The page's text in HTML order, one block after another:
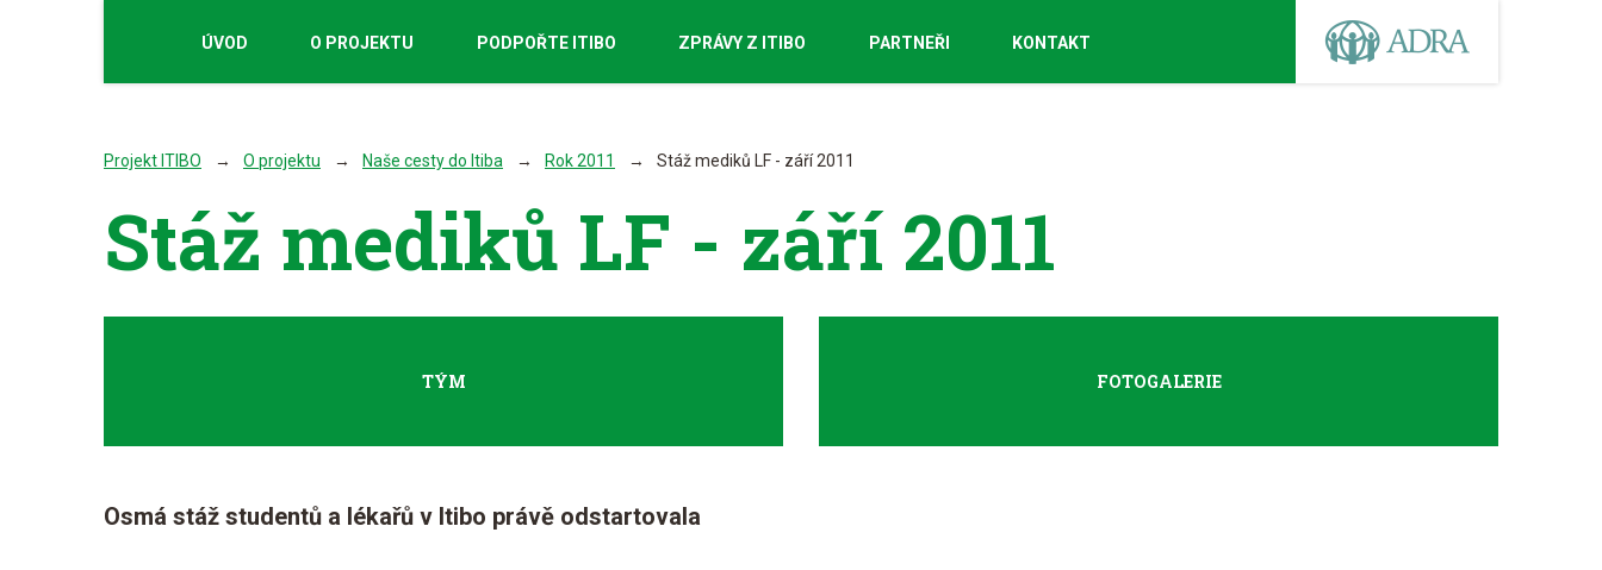
ÚVOD O PROJEKTU PODPOŘTE ITIBO ZPRÁVY Z ITIBO PARTNEŘI KONTAKT
Projekt ITIBO O projektu Naše cesty do Itiba Rok 2011 Stáž mediků LF - září 2011
Stáž mediků LF - září 2011
TÝM FOTOGALERIE
Osmá stáž studentů a lékařů v Itibo právě odstartovala